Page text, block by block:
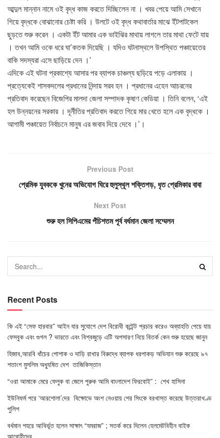
আব্দুল মান্নান নামে ওই বৃদ্ধ কাজ করতে দিচ্ছিলেন না । খবর পেয়ে আমি সেখানে
গিয়ে বৃদ্ধকে বোঝানোর চেষ্টা করি । উলটে ওই বৃদ্ধ কথাবার্তার মাঝে ইঁটপাটকেল
ছুড়তে শুরু করেন । একটা ইঁট আমার এক ভাইঝির মাথায় লাগলে তার মাথা ফেটে যায়
। তখন আমি ওকে ধরে ঘা’কতক দিয়েছি । যদিও ঘটনাস্থলে উপস্থিত পঞ্চায়েতের
বাকি সদস্যরা এসে ছাড়িয়ে দেন ।’
এদিকে এই ঘটনা প্রকাশ্যে আসার পর ব্যাপক চাঞ্চল্য ছড়িয়ে পড়ে এলাকায় ।
প্রত্যেকেই শাসকদলের প্রধানের নিন্দায় সরব হন । প্রধানের এহেন আচরনের
প্রতিবাদ করেছেন বিজেপির মালদা জেলা সম্পাদক কৃষাণ কেডিয়া । তিনি বলেন, ‘এই
হল উন্নয়নের সরকার । দূর্নীতির প্রতিবাদ করতে গিয়ে মার খেতে হলে এক বৃদ্ধকে ।
আগামী পঞ্চায়েত নির্বাচনে মানুষ এর জবাব দিয়ে দেবে ।’।
Previous Post
প্রেমিক যুবককে খুনের অভিযোগ ঘিরে হুলুস্থূল শক্তিগড়, ধৃত প্রেমিকার বাবা
Next Post
শুরু হল সিপিএমের পঁচিশতম পূর্ব বর্ধমান জেলা সম্মেলন
Recent Posts
কি এই “সেফ হারবার” আইন যার সুযোগে দেশ বিরোধী কন্টেন্ট প্রচার করেও অব্যাহতি পেয়ে যায়
ফেসবুক এবং গুগল ? ভারতে এবং বিশ্বজুড়ে এটি অপসারণ নিয়ে বিতর্ক কেন শুরু হয়েছে জানুন
হিজাব,আরবি ধাঁচের পোশাক ও দাড়ি রাখার বিরুদ্ধে ব্যাপক ধরপাকড় অভিযান শুরু করেছে ৯৭
শতাংশ মুসলিম অধ্যুষিত দেশ তাজিকিস্তান
“ওরা আমাকে মেরে ফেলুক বা জেলে পুরুক আমি বাংলাদেশ ফিরবোই” : শেখ হাসিনা
ইউনিফর্ম পরে ‘আরশোলা’দের বিক্ষোভে অংশ নেওয়ায় শের সিংকে বরখাস্ত করেছে উত্তরাখণ্ড
পুলিশ
বর্ধমান শহরে আবির্ভূত হলেন সাক্ষাৎ “যমরাজ” ; সতর্ক করে দিলেন হেলমেটবিহীন বাইক
আরোহীদের